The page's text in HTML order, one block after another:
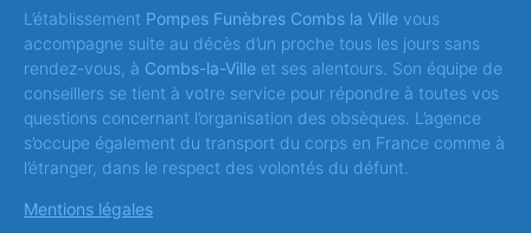
L’établissement Pompes Funèbres Combs la Ville vous
accompagne suite au décès d’un proche tous les jours sans
rendez-vous, à Combs-la-Ville et ses alentours. Son équipe de
conseillers se tient à votre service pour répondre à toutes vos
questions concernant l’organisation des obsèques. L’agence
s’occupe également du transport du corps en France comme à
l’étranger, dans le respect des volontés du défunt.
Mentions légales